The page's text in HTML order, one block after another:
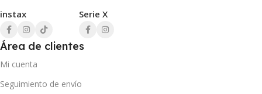
instax Serie X
Área de clientes
Mi cuenta
Seguimiento de envío